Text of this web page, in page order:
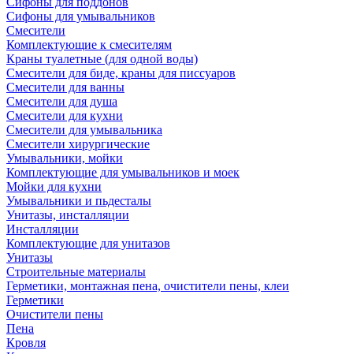
Сифоны для умывальников
Смесители
Комплектующие к смесителям
Краны туалетные (для одной воды)
Смесители для биде, краны для писсуаров
Смесители для ванны
Смесители для душа
Смесители для кухни
Смесители для умывальника
Смесители хирургические
Умывальники, мойки
Комплектующие для умывальников и моек
Мойки для кухни
Умывальники и пьдесталы
Унитазы, инсталляции
Инсталляции
Комплектующие для унитазов
Унитазы
Строительные материалы
Герметики, монтажная пена, очистители пены, клеи
Герметики
Очистители пены
Пена
Кровля